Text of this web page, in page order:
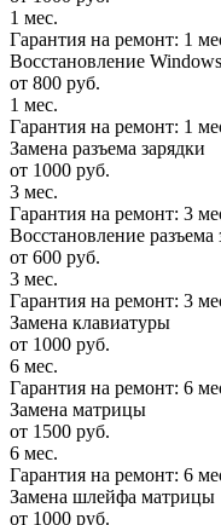
1 мес.
Гарантия на ремонт: 1
Восстановление Windows
от 800 руб.
1 мес.
Гарантия на ремонт: 1
Замена разъема зарядки
от 1000 руб.
3 мес.
Гарантия на ремонт: 3
Восстановление разъема
от 600 руб.
3 мес.
Гарантия на ремонт: 3
Замена клавиатуры
от 1000 руб.
6 мес.
Гарантия на ремонт: 6
Замена матрицы
от 1500 руб.
6 мес.
Гарантия на ремонт: 6
Замена шлейфа матрицы
от 1000 руб.